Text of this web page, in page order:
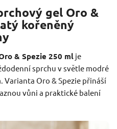
gel Oro &
kořeněný
& Spezie 250 ml je
sprchu v světle modré
Varianta Oro & Spezie přináší
vůni a praktické balení